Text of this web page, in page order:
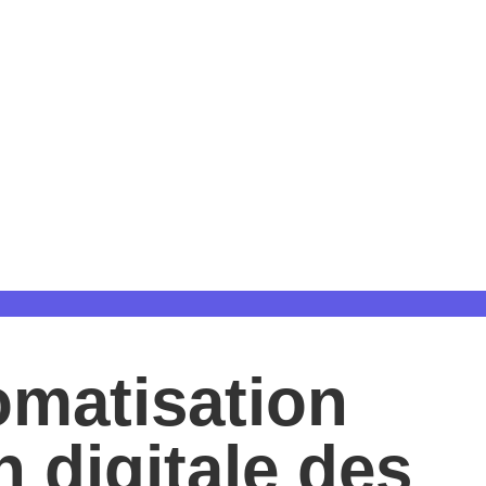
digitale des